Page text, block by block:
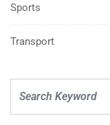
Sports
Transport